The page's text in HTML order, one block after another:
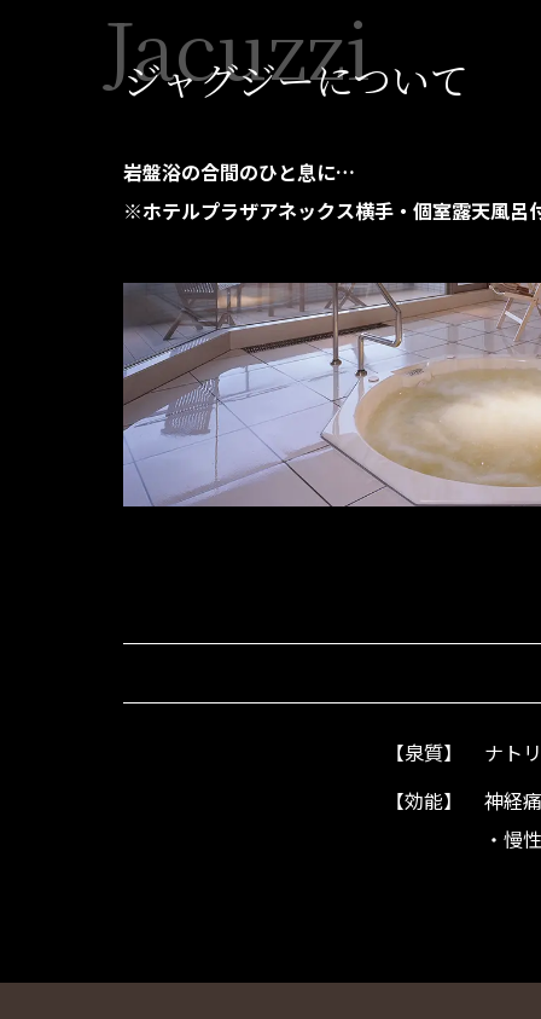
ジャグジーについて
Jacuzzi
岩盤浴の合間のひと息に…
※ホテルプラザアネックス横手・個室露天風呂
【泉質】
ナト
【効能】
神経
・慢